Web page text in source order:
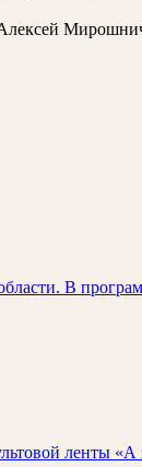
В
ленты